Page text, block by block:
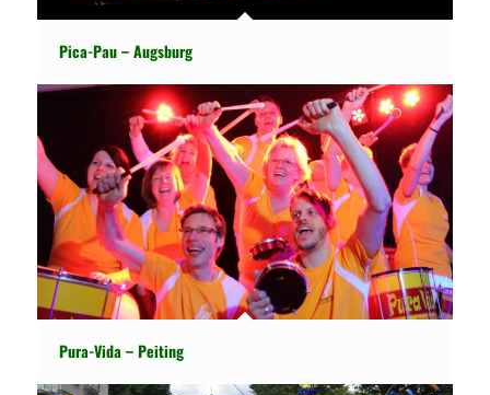
Pica-Pau – Augsburg
Pura-Vida – Peiting